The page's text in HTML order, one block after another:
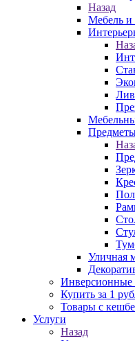
Назад
Мебель и
Уличная
Инверсионные
Купить за 1
Товары с
Услуги
Назад